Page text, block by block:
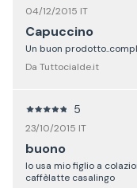
04/12/2015 IT
Capuccino
Un buon
Da Tuttocialde.it
5
23/10/2015 IT
buono
lo usa mio figlio a
caffèlatte casalingo